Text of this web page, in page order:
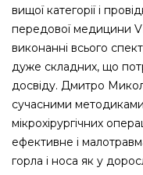
вищої категорії і
передової медицини
виконанні всього
дуже складних, що
досвіду. Дмитро
сучасними
мікрохірургічних
ефективне і
горла і носа як у